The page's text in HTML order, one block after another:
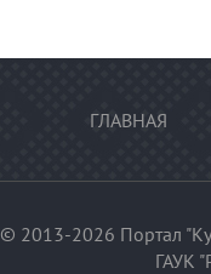
ГЛАВНАЯ
© 2013-2026 Портал
ГАУК